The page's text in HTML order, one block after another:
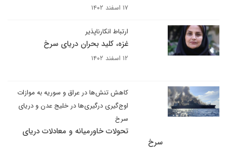
۱۷ اسفند ۱۴۰۲
ارتباط انکارناپذیر
غزه، کلید بحران دریای سرخ
۱۲ اسفند ۱۴۰۲
کاهش تنش‌ها در عراق و سوریه به موازات
اوج‌گیری درگیری‌ها در خلیج عدن و دریای
سرخ
تحولات خاورمیانه و معادلات دریای
سرخ ‌